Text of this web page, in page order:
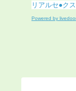
リアルセ●ク
Powered by